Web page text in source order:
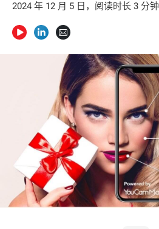
2024 年 12 月 5 日，阅读时长 3 分钟